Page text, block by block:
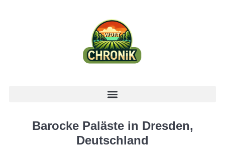
Barocke Paläste in Dresden,
Deutschland